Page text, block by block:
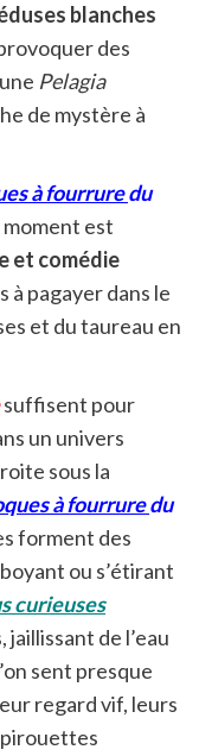
blanches
des
Pelagia
de mystère à
à fourruredu
est
et comédie
à pagayer dans le
et du taureau en
suffisent pour
un univers
sous la
à fourruredu
forment des
ou s’étirant
curieuses
de l’eau
sent presque
regard vif, leurs